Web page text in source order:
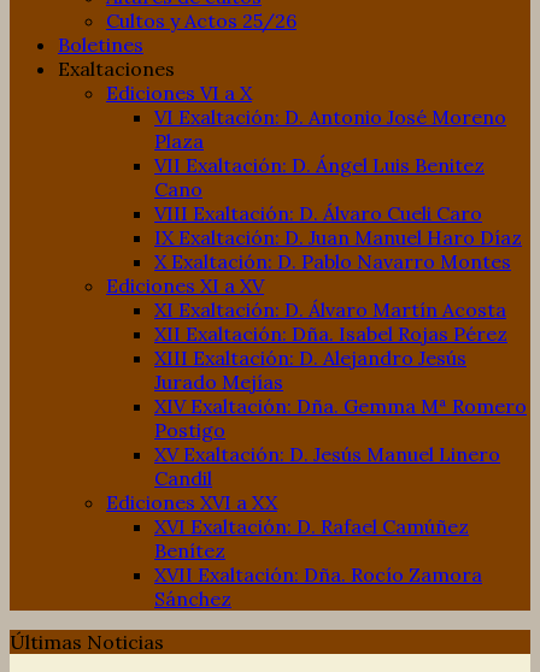
Cultos y Actos 25/26
Boletines
Exaltaciones
Ediciones VI a X
VI Exaltación: D. Antonio José Moreno
Plaza
VII Exaltación: D. Ángel Luis Benitez
Cano
VIII Exaltación: D. Álvaro Cueli Caro
IX Exaltación: D. Juan Manuel Haro Díaz
X Exaltación: D. Pablo Navarro Montes
Ediciones XI a XV
XI Exaltación: D. Álvaro Martín Acosta
XII Exaltación: Dña. Isabel Rojas Pérez
XIII Exaltación: D. Alejandro Jesús
Jurado Mejías
XIV Exaltación: Dña. Gemma Mª Romero
Postigo
XV Exaltación: D. Jesús Manuel Linero
Candil
Ediciones XVI a XX
XVI Exaltación: D. Rafael Camúñez
Benítez
XVII Exaltación: Dña. Rocío Zamora
Sánchez
Últimas Noticias